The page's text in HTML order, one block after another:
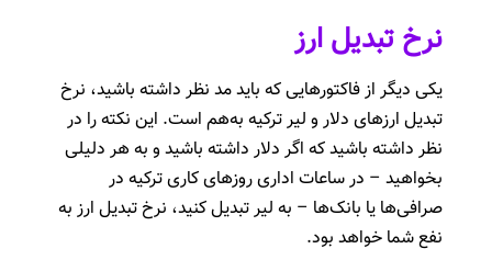
نرخ تبدیل ارز
یکی دیگر از فاکتورهایی که باید مد نظر داشته باشید، نرخ
تبدیل ارزهای دلار و لیر ترکیه به‌هم است. این نکته را در
نظر داشته باشید که اگر دلار داشته باشید و به هر دلیلی
بخواهید – در ساعات اداری روزهای کاری ترکیه در
صرافی‌ها یا بانک‌ها – به لیر تبدیل کنید، نرخ تبدیل ارز به
نفع شما خواهد بود.